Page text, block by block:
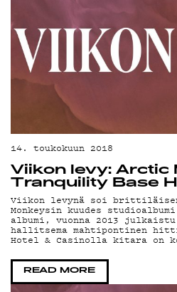
14. toukokuun 2018
Viikon levy: Arctic
Tranquility Base
Viikon levynä soi
Monkeysin kuudes
albumi, vuonna 2013
hallitsema mahtipontinen
Hotel & Casinolla kitara on
READ MORE